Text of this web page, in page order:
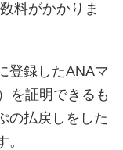
料がかかりま
登録したANAマ
を証明できるも
の払戻しをした